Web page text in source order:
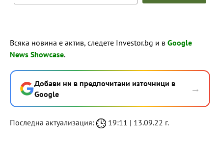
Всяка новина е актив, следете Investor.bg и в Google
News Showcase.
Добави ни в предпочитани източници в
Google
→
Последна актуализация: 19:11 | 13.09.22 г.